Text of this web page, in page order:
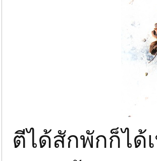
ตีได้สักพักก็ได้